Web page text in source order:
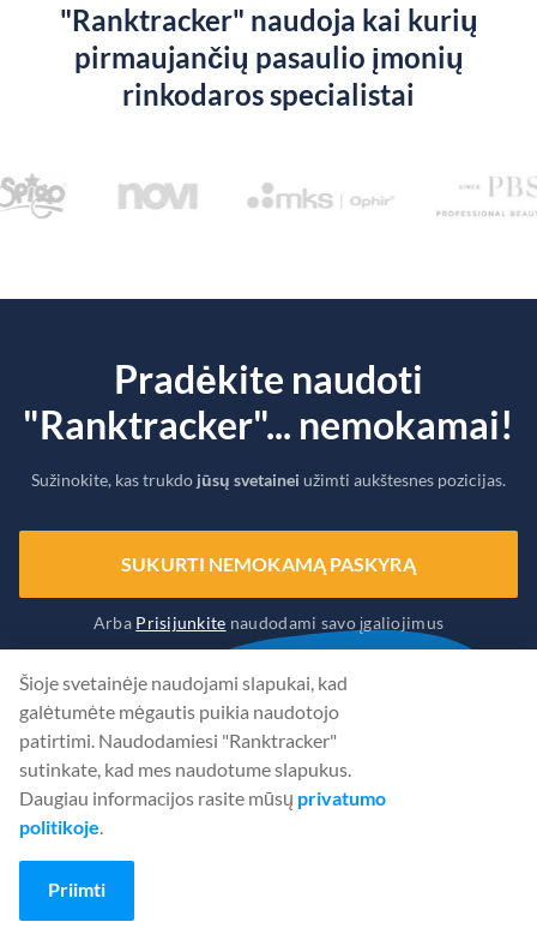
"Ranktracker" naudoja kai kurių
pirmaujančių pasaulio įmonių
rinkodaros specialistai
Pradėkite naudoti
"Ranktracker"... nemokamai!
Sužinokite, kas trukdo jūsų svetainei užimti aukštesnes pozicijas.
SUKURTI NEMOKAMĄ PASKYRĄ
Arba Prisijunkite naudodami savo įgaliojimus
Šioje svetainėje naudojami slapukai, kad
galėtumėte mėgautis puikia naudotojo
patirtimi. Naudodamiesi "Ranktracker"
sutinkate, kad mes naudotume slapukus.
Daugiau informacijos rasite mūsų privatumo
politikoje.
Priimti